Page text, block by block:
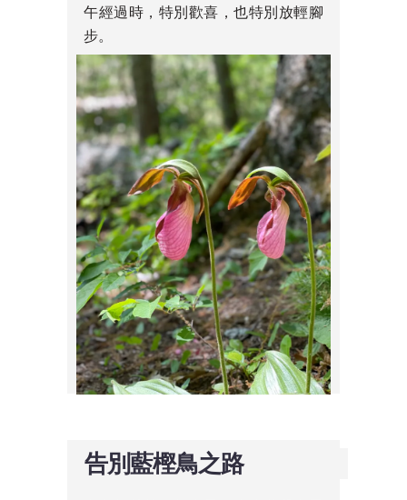
午經過時，特別歡喜，也特別放輕腳
步。
告別藍樫鳥之路